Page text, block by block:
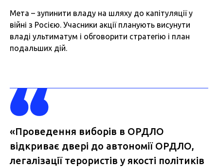
Мета – зупинити владу на шляху до капітуляції у
війні з Росією. Учасники акції планують висунути
владі ультиматум і обговорити стратегію і план
подальших дій.
«Проведення виборів в ОРДЛО
відкриває двері до автономії ОРДЛО,
легалізації терористів у якості політиків